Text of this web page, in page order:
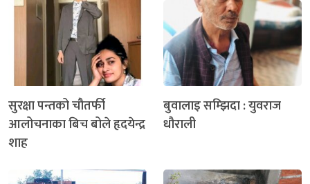
सुरक्षा पन्तको चौतर्फी
आलोचनाका बिच बोले हृदयेन्द्र
शाह
बुवालाइ सम्झिदा : युवराज
धौराली